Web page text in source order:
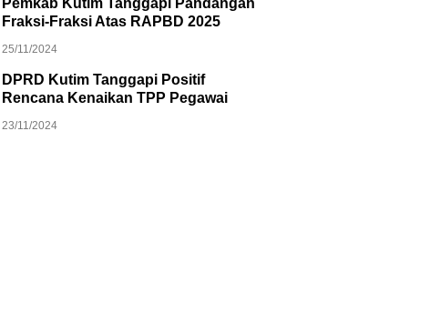
Fraksi-Fraksi Atas RAPBD 2025
25/11/2024
DPRD Kutim Tanggapi Positif
Rencana Kenaikan TPP Pegawai
23/11/2024